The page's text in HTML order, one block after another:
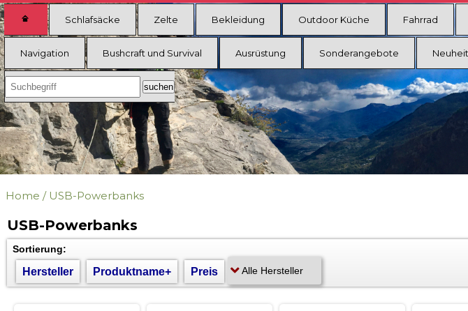
Schlafsäcke Zelte Bekleidung Outdoor Küche Fahrrad
Navigation Bushcraft und Survival Ausrüstung Sonderangebote
Home / USB-Powerbanks
USB-Powerbanks
Sortierung:
Hersteller Produktname+ Preis